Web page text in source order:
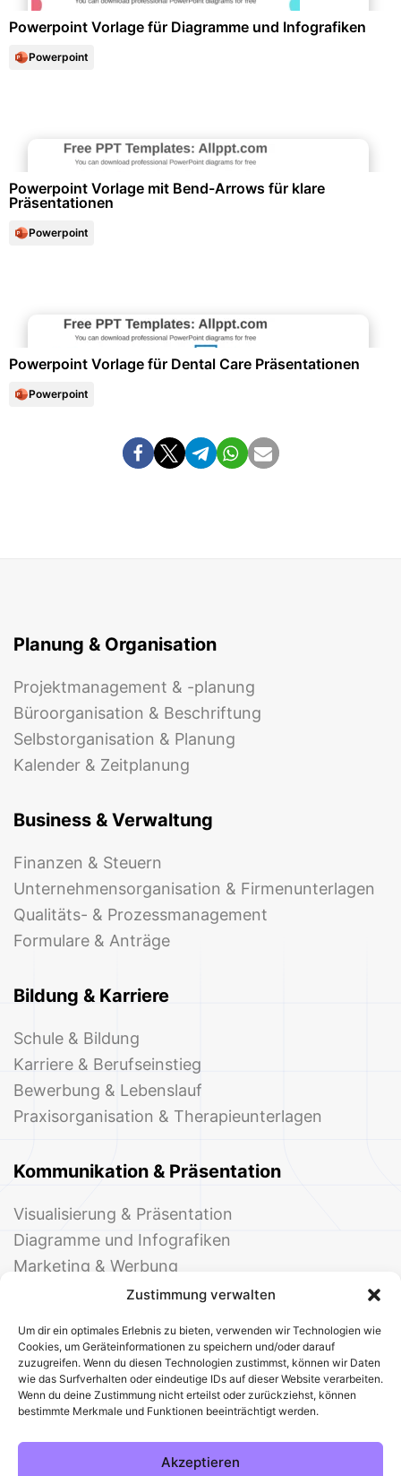
Zustimmung verwalten
Um dir ein optimales Erlebnis zu bieten, verwenden wir Technologien wie
Cookies, um Geräteinformationen zu speichern und/oder darauf
zuzugreifen. Wenn du diesen Technologien zustimmst, können wir Daten
wie das Surfverhalten oder eindeutige IDs auf dieser Website verarbeiten.
Wenn du deine Zustimmung nicht erteilst oder zurückziehst, können
bestimmte Merkmale und Funktionen beeinträchtigt werden.
Akzeptieren
Powerpoint Vorlage für Diagramme und Infografiken
Powerpoint
Powerpoint Vorlage mit Bend-Arrows für klare
Präsentationen
Powerpoint
Powerpoint Vorlage für Dental Care Präsentationen
Powerpoint
Planung & Organisation
Projektmanagement & -planung
Büroorganisation & Beschriftung
Selbstorganisation & Planung
Kalender & Zeitplanung
Business & Verwaltung
Finanzen & Steuern
Unternehmensorganisation & Firmenunterlagen
Qualitäts- & Prozessmanagement
Formulare & Anträge
Bildung & Karriere
Schule & Bildung
Karriere & Berufseinstieg
Bewerbung & Lebenslauf
Praxisorganisation & Therapieunterlagen
Kommunikation & Präsentation
Visualisierung & Präsentation
Diagramme und Infografiken
Marketing & Werbung
Events & Einladungen
© 2025 Deine Welt der Office-Vorlagen
Alle VorlagenÜber unsKontakt
DatenschutzCookies